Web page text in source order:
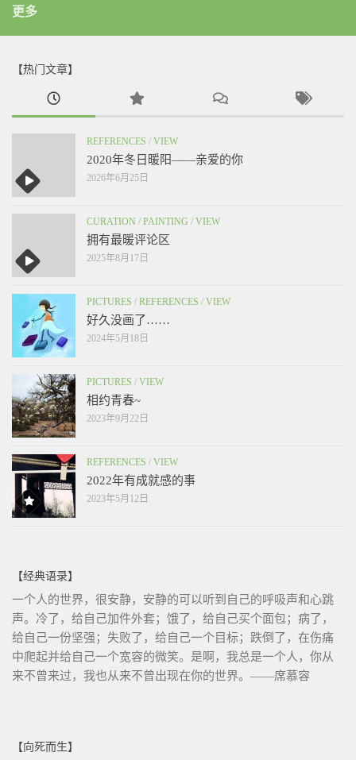
更多
【热门文章】
REFERENCES / VIEW
2020年冬日暖阳——亲爱的你
2026年6月25日
CURATION / PAINTING / VIEW
拥有最暖评论区
2025年8月17日
PICTURES / REFERENCES / VIEW
好久没画了……
2024年5月18日
PICTURES / VIEW
相约青春~
2023年9月22日
REFERENCES / VIEW
2022年有成就感的事
2023年5月12日
【经典语录】
一个人的世界，很安静，安静的可以听到自己的呼吸声和心跳
声。冷了，给自己加件外套；饿了，给自己买个面包；病了，
给自己一份坚强；失败了，给自己一个目标；跌倒了，在伤痛
中爬起并给自己一个宽容的微笑。是啊，我总是一个人，你从
来不曾来过，我也从来不曾出现在你的世界。——席慕容
【向死而生】